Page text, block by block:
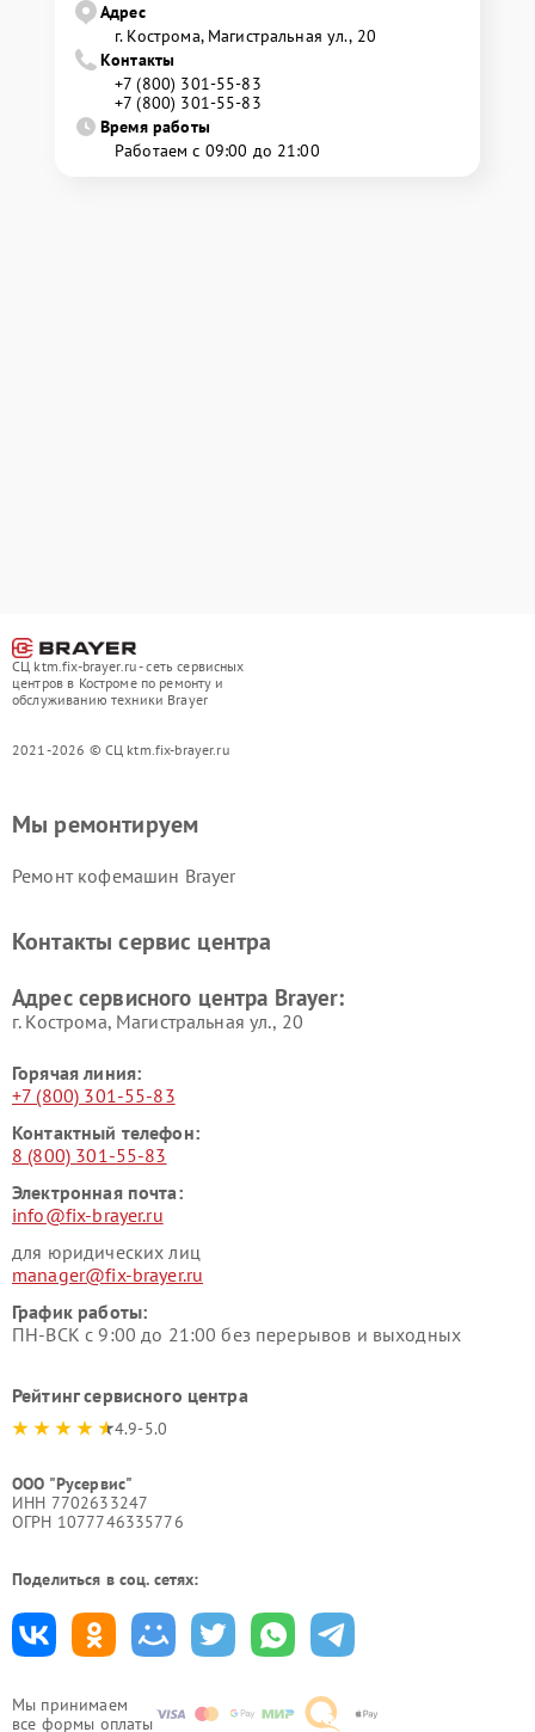
Адрес
г. Кострома, Магистральная ул., 20
Контакты
+7 (800) 301-55-83
+7 (800) 301-55-83
Время работы
Работаем с 09:00 до 21:00
СЦ ktm.fix-brayer.ru - сеть сервисных
центров в Костроме по ремонту и
обслуживанию техники Brayer
2021-2026 © СЦ ktm.fix-brayer.ru
Мы принимаем
все формы оплаты
Мы ремонтируем
Ремонт кофемашин Brayer
Контакты сервис центра
Адрес сервисного центра Brayer:
г. Кострома, Магистральная ул., 20
Горячая линия:
+7 (800) 301-55-83
Контактный телефон:
8 (800) 301-55-83
Электронная почта:
info@fix-brayer.ru
для юридических лиц
manager@fix-brayer.ru
График работы:
ПН-ВСК с 9:00 до 21:00 без перерывов и выходных
Рейтинг сервисного центра
4.9-5.0
ООО "Русервис"
ИНН 7702633247
ОГРН 1077746335776
Поделиться в соц. сетях: